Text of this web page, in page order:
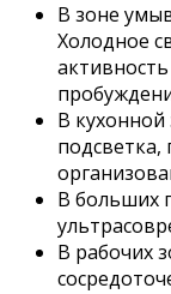
В зоне
Холодное
В кухонной
В больших
В рабочих